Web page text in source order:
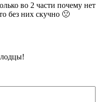
во 2 части почему нет
без них скучно 🙁